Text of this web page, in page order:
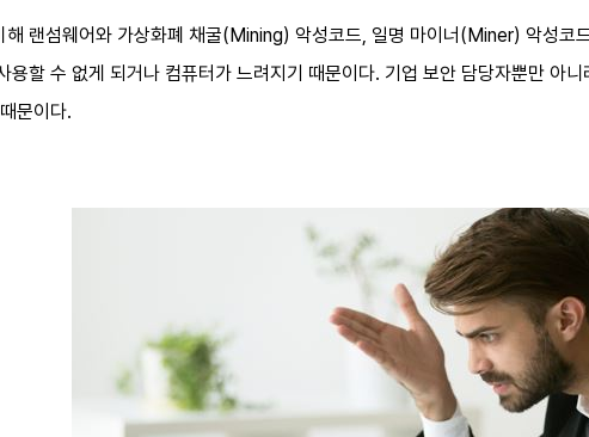
해 랜섬웨어와 가상화폐 채굴(Mining) 악성코드, 일명 마이너(Miner) 악성코
용할 수 없게 되거나 컴퓨터가 느려지기 때문이다. 기업 보안 담당자뿐만 아
문이다.